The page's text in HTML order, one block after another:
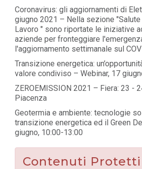
Coronavirus: gli aggiornamenti di
giugno 2021 – Nella sezione
Lavoro " sono riportate le iniziative
aziende per fronteggiare
l'aggiornamento settimanale sul
Transizione energetica:
valore condiviso – Webinar, 17
ZEROEMISSION 2021 – Fiera: 23 -
Piacenza
Geotermia e ambiente: tecnologie
transizione energetica ed il Green
giugno, 10:00-13:00
Contenuti Protetti